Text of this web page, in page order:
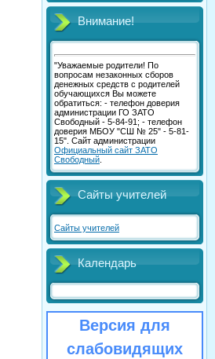
Внимание!
"Уважаемые родители! По
вопросам незаконных сборов
денежных средств с родителей
обучающихся Вы можете
обратиться: - телефон доверия
администрации ГО ЗАТО
Свободный - 5-84-91; - телефон
доверия МБОУ "СШ № 25" - 5-81-
15". Сайт администрации
Официальный сайт ЗАТО
Свободный
Сайты учителей
Сайты учителей
Календарь
Версия для
слабовидящих